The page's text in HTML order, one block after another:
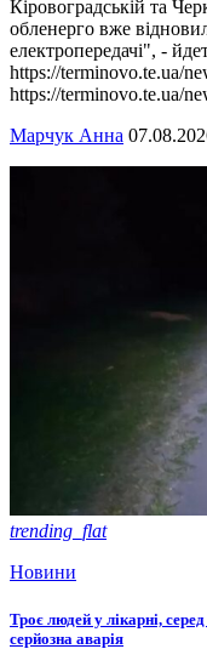
Кіровоградській та
обленерго вже
електропередачі", -
https://terminovo.te.ua/
https://terminovo.te.ua/
Марчук Анна
trending_flat
Новини
Троє людей у лікарні,
серйозна аварія